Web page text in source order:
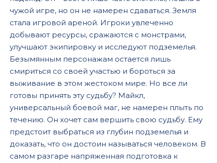
чужой игре, но он не намерен сдаваться. Земля
стала игровой ареной. Игроки увлеченно
добывают ресурсы, сражаются с монстрами,
улучшают экипировку и исследуют подземелья.
Безымянным персонажам остается лишь
смириться со своей участью и бороться за
выживание в этом жестоком мире. Но все ли
готовы принять эту судьбу? Майкл,
универсальный боевой маг, не намерен плыть по
течению. Он хочет сам вершить свою судьбу. Ему
предстоит выбраться из глубин подземелья и
доказать, что он достоин называться человеком. В
самом разгаре напряженная подготовка к